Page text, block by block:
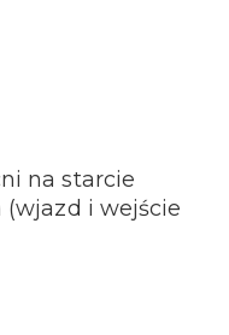
na starcie
(wjazd i wejście